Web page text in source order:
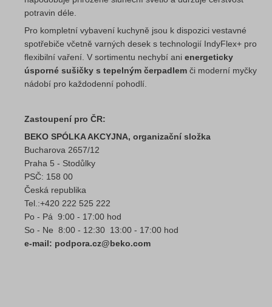
potravin déle.
Pro kompletní vybavení kuchyně jsou k dispozici vestavné
spotřebiče včetně varných desek s technologií IndyFlex+ pro
flexibilní vaření. V sortimentu nechybí ani energeticky
úsporné sušičky s tepelným čerpadlem či moderní myčky
nádobí pro každodenní pohodlí.
Zastoupení pro ČR:
BEKO SPÓLKA AKCYJNA, organizační složka
Bucharova 2657/12
Praha 5 - Stodůlky
PSČ: 158 00
Česká republika
Tel.:+420 222 525 222
Po - Pá 9:00 - 17:00 hod
So - Ne 8:00 - 12:30 13:00 - 17:00 hod
e-mail: podpora.cz@beko.com